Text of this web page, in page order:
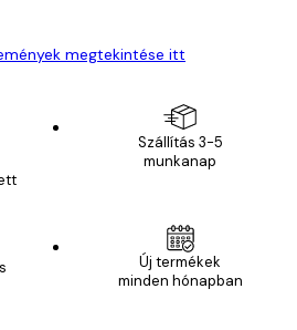
megtekintése itt
Szállítás 3-5
munkanap
Új termékek
minden hónapban